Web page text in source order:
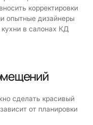
корректировки
опытные дизайнеры
в салонах КД
сделать красивый
от планировки